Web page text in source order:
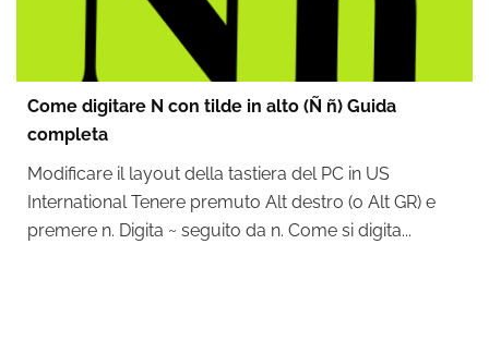
Come digitare N con tilde in alto (Ñ ñ) Guida
completa
Modificare il layout della tastiera del PC in US
International Tenere premuto Alt destro (o Alt GR) e
premere n. Digita ~ seguito da n. Come si digita...